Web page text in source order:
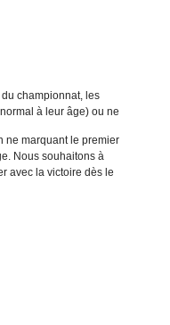
championnat, les
à leur âge) ou ne
ne marquant le premier
Nous souhaitons à
avec la victoire dès le